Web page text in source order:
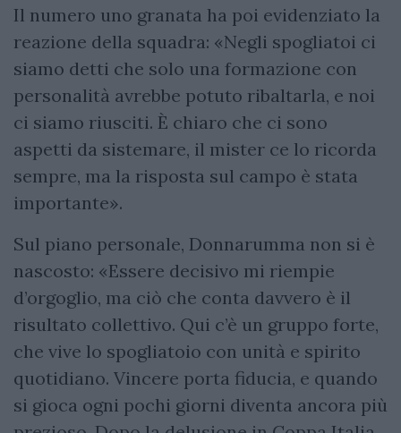
Il numero uno granata ha poi evidenziato la
reazione della squadra: «Negli spogliatoi ci
siamo detti che solo una formazione con
personalità avrebbe potuto ribaltarla, e noi
ci siamo riusciti. È chiaro che ci sono
aspetti da sistemare, il mister ce lo ricorda
sempre, ma la risposta sul campo è stata
importante».
Sul piano personale, Donnarumma non si è
nascosto: «Essere decisivo mi riempie
d’orgoglio, ma ciò che conta davvero è il
risultato collettivo. Qui c’è un gruppo forte,
che vive lo spogliatoio con unità e spirito
quotidiano. Vincere porta fiducia, e quando
si gioca ogni pochi giorni diventa ancora più